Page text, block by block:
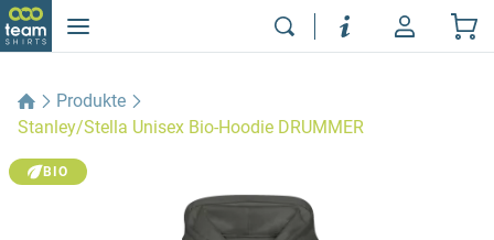
Produkte
Stanley/Stella Unisex Bio-Hoodie DRUMMER
BIO